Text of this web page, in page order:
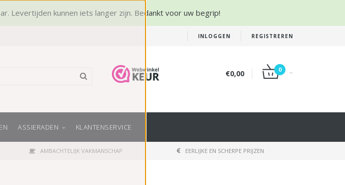
Levertijden kunnen iets langer zijn. Bedankt voor uw begrip!
INLOGGEN REGISTREREN
€0,00 0
ASSIERADEN KLANTENSERVICE
AMBACHTELIJK VAKMANSCHAP EERLIJKE EN SCHERPE PRIJZEN